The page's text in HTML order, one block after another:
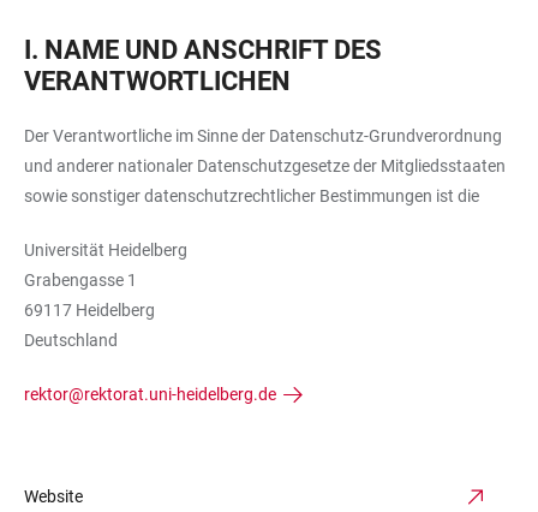
I. NAME UND ANSCHRIFT DES
VERANTWORTLICHEN
Der Verantwortliche im Sinne der Datenschutz-Grundverordnung
und anderer nationaler Datenschutzgesetze der Mitgliedsstaaten
sowie sonstiger datenschutzrechtlicher Bestimmungen ist die
Universität Heidelberg
Grabengasse 1
69117 Heidelberg
Deutschland
rektor@rektorat.uni-heidelberg.de
Website